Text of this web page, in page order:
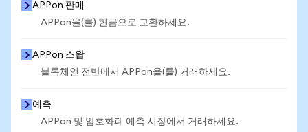
APPon 판매
APPon을(를) 현금으로 교환하세요.
APPon 스왑
블록체인 전반에서 APPon을(를) 거래하세요.
예측
APPon 및 암호화폐 예측 시장에서 거래하세요.